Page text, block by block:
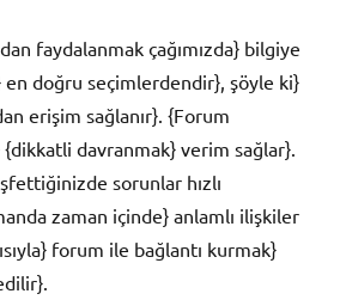
faydalanmak çağımızda} bilgiye
en doğru seçimlerdendir}, şöyle ki}
erişim sağlanır}. {Forum
davranmak} verim sağlar}.
sorunlar hızlı
zaman içinde} anlamlı ilişkiler
forum ile bağlantı kurmak}